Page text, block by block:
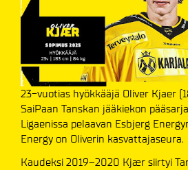
23-vuotias hyökkääjä Oliver Kjaer
SaiPaan Tanskan jääkiekon
Ligaenissa pelaavan Esbjerg
Energy on Oliverin kasvattajaseura.
Kaudeksi 2019–2020 Kjær siirtyi